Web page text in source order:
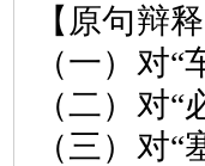
【原句辩释
（一）对“
（二）对“
（三）对“